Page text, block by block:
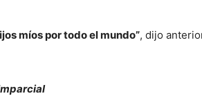
míos por todo el mundo”, dijo